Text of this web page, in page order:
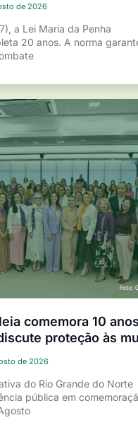
de 2026
a Lei Maria da Penha
20 anos. A norma
comemora 10
proteção às
de 2026
do Rio Grande do Norte
pública em